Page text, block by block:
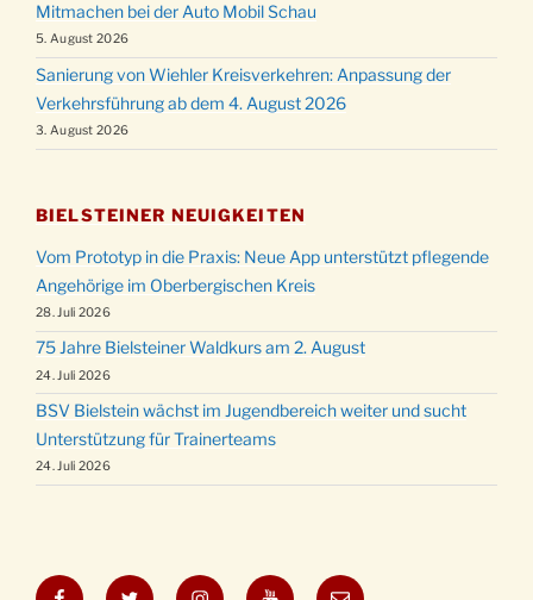
Mitmachen bei der Auto Mobil Schau
5. August 2026
Sanierung von Wiehler Kreisverkehren: Anpassung der
Verkehrsführung ab dem 4. August 2026
3. August 2026
BIELSTEINER NEUIGKEITEN
Vom Prototyp in die Praxis: Neue App unterstützt pflegende
Angehörige im Oberbergischen Kreis
28. Juli 2026
75 Jahre Bielsteiner Waldkurs am 2. August
24. Juli 2026
BSV Bielstein wächst im Jugendbereich weiter und sucht
Unterstützung für Trainerteams
24. Juli 2026
FacebookTwitter InstagramYouTubeE-